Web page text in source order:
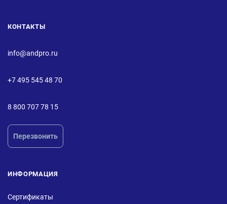
КОНТАКТЫ
info@andpro.ru
+7 495 545 48 70
8 800 707 78 15
Перезвонить
ИНФОРМАЦИЯ
Сертификаты